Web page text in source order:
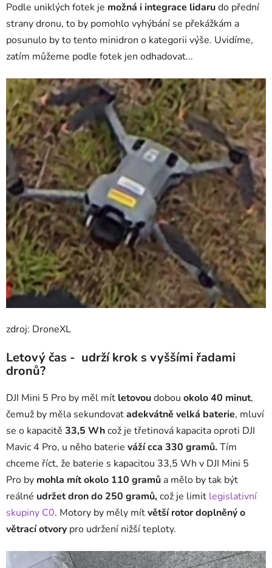
Podle uniklých fotek je možná i integrace lidarudo přední
strany dronu, to by pomohlo vyhýbání se překážkám a
posunulo by to tento minidron o kategorii výše. Uvidíme,
zatím můžeme podle fotek jen odhadovat...
zdroj: DroneXL
Letový čas - udrží krok s vyššími řadami
dronů?
DJI Mini 5 Pro by měl mít letovoudobou okolo 40 minut,
čemuž by měla sekundovatadekvátně velká baterie, mluví
se o kapacitě 33,5 Whcož je třetinová kapacita oproti DJI
Mavic 4 Pro, u něho baterie váží cca 330 gramů. Tím
chceme říct, že baterie s kapacitou 33,5 Wh v DJI Mini 5
Pro by mohla mít okolo 110 gramů a mělo by tak být
reálné udržet dron do 250 gramů,což je limit legislativní
skupiny C0. Motory by měly mítvětší rotor doplněný o
větrací otvory pro udržení nižší teploty.